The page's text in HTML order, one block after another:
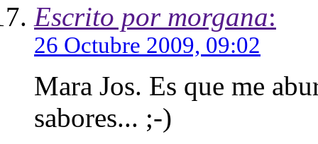
Escrito por morgana:
26 Octubre 2009, 09:02
Mara Jos. Es que me
sabores... ;-)